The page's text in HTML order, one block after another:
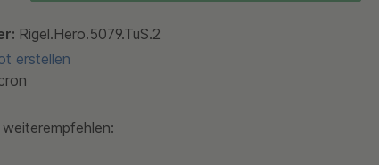
Rigel.Hero.5079.TuS.2
erstellen